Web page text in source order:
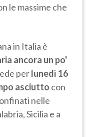
le massime che
in Italia è
ancora un po'
perlunedì 16
asciutto con
nelle
Sicilia e a